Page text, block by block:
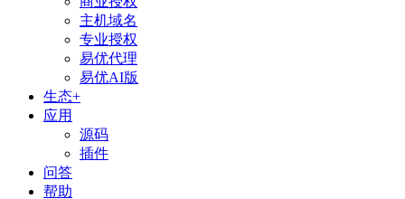
主机域名
专业授权
易优代理
易优AI版
生态+
应用
源码
插件
问答
帮助